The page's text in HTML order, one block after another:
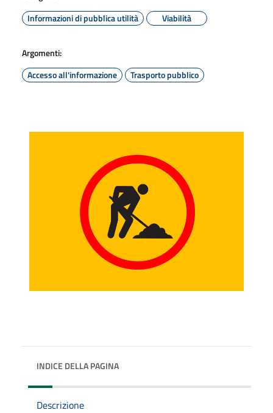
Informazioni di pubblica utilità
Viabilità
Argomenti:
Accesso all'informazione
Trasporto pubblico
INDICE DELLA PAGINA
Descrizione